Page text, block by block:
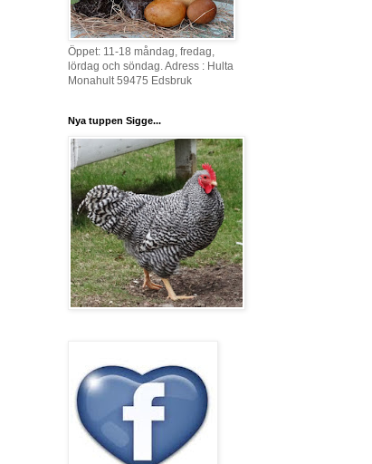
Öppet: 11-18 måndag, fredag,
lördag och söndag. Adress : Hulta
Monahult 59475 Edsbruk
Nya tuppen Sigge...